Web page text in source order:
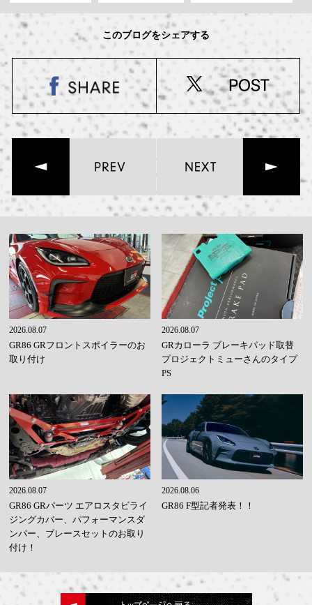
このブログをシェアする
2026.08.07
GR86 GRフロントスポイラーのお
取り付け
2026.08.07
GRカローラ ブレーキパッド取替
プロジェクトミューさんのタイプ
PS
2026.08.07
GR86 GRパーツ エアロスタビライ
ジングカバー、パフォーマンスダ
ンパー、ブレースセットのお取り
付け！
2026.08.06
GR86 F型記者発表！！